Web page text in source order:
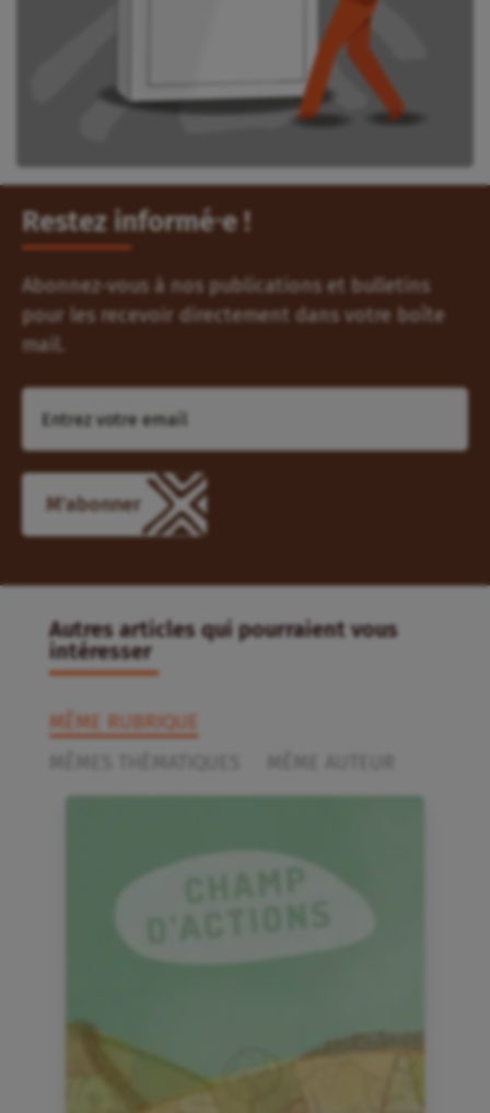
Restez informé⸱e !
Abonnez-vous à nos publications et bulletins
pour les recevoir directement dans votre boîte
mail.
Autres articles qui pourraient vous
intéresser
MÊME RUBRIQUE